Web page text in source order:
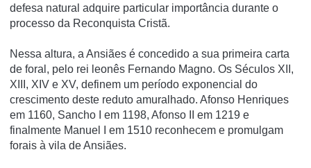
defesa natural adquire particular importância durante o
processo da Reconquista Cristã.
Nessa altura, a Ansiães é concedido a sua primeira carta
de foral, pelo rei leonês Fernando Magno. Os Séculos XII,
XIII, XIV e XV, definem um período exponencial do
crescimento deste reduto amuralhado. Afonso Henriques
em 1160, Sancho I em 1198, Afonso II em 1219 e
finalmente Manuel I em 1510 reconhecem e promulgam
forais à vila de Ansiães.